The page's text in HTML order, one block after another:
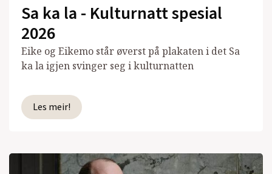
Sa ka la - Kulturnatt spesial
2026
Eike og Eikemo står øverst på plakaten i det Sa
ka la igjen svinger seg i kulturnatten
Les meir!